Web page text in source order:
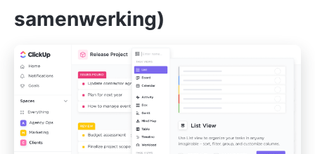
samenwerking)